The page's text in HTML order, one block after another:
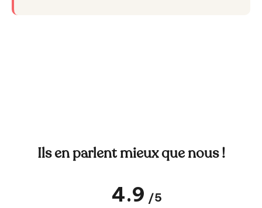
Ils en parlent mieux que nous !
4.9 /5